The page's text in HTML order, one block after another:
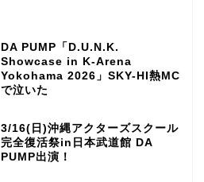
DA PUMP「D.U.N.K.
Showcase in K-Arena
Yokohama 2026」SKY-HI熱MC
で泣いた
3/16(日)沖縄アクターズスクール
完全復活祭in日本武道館 DA
PUMP出演！